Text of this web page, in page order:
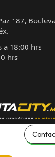
187,
a 18:00 hrs
hrs